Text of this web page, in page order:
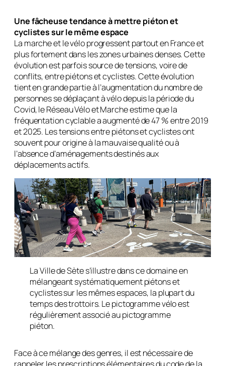
Une fâcheuse tendance à mettre piéton et
cyclistes sur le même espace
La marche et le vélo progressent partout en France et
plus fortement dans les zones urbaines denses. Cette
évolution est parfois source de tensions, voire de
conflits, entre piétons et cyclistes. Cette évolution
tient en grande partie à l’augmentation du nombre de
personnes se déplaçant à vélo depuis la période du
Covid, le Réseau Vélo et Marche estime que la
fréquentation cyclable a augmenté de 47 % entre 2019
et 2025. Les tensions entre piétons et cyclistes ont
souvent pour origine à la mauvaise qualité ou à
l’absence d’aménagements destinés aux
déplacements actifs.
La Ville de Sète s’illustre dans ce domaine en
mélangeant systématiquement piétons et
cyclistes sur les mêmes espaces, la plupart du
temps des trottoirs. Le pictogramme vélo est
régulièrement associé au pictogramme
piéton.
Face à ce mélange des genres, il est nécessaire de